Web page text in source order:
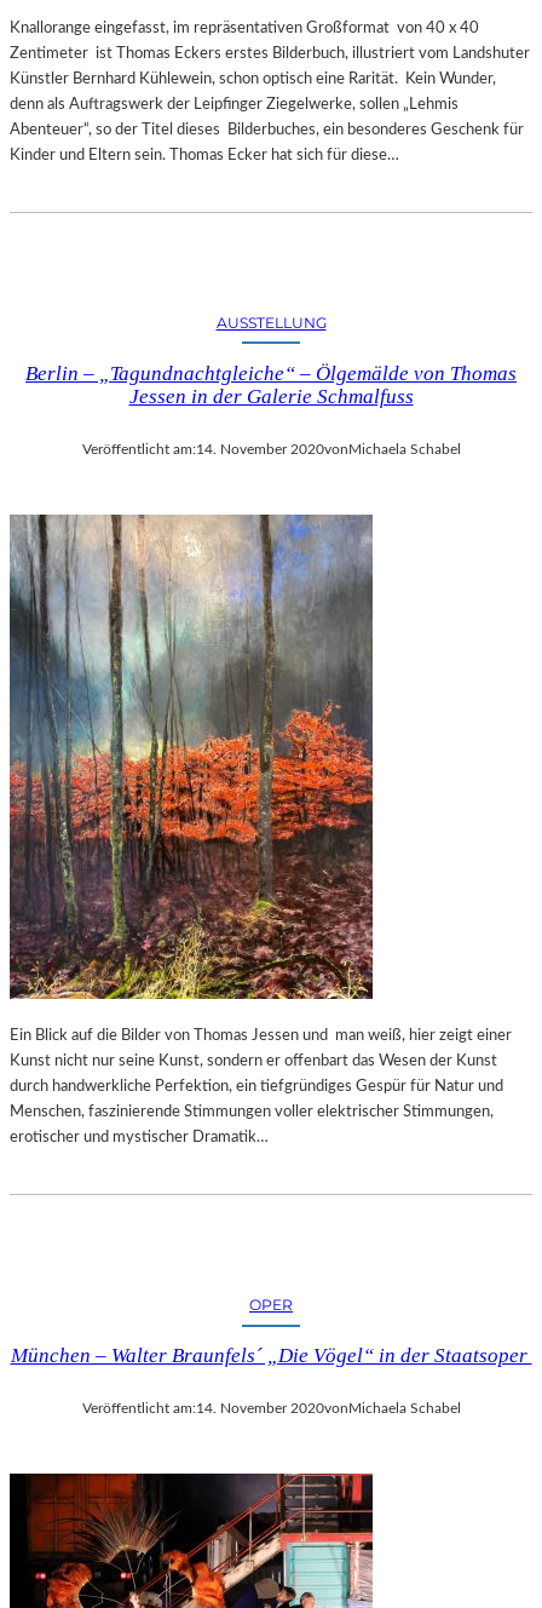
Knallorange eingefasst, im repräsentativen Großformat von 40 x 40
Zentimeter ist Thomas Eckers erstes Bilderbuch, illustriert vom Landshuter
Künstler Bernhard Kühlewein, schon optisch eine Rarität. Kein Wunder,
denn als Auftragswerk der Leipfinger Ziegelwerke, sollen „Lehmis
Abenteuer“, so der Titel dieses Bilderbuches, ein besonderes Geschenk für
Kinder und Eltern sein. Thomas Ecker hat sich für diese…
AUSSTELLUNG
Berlin – „Tagundnachtgleiche“ – Ölgemälde von Thomas
Jessen in der Galerie Schmalfuss
Veröffentlicht am:14. November 2020vonMichaela Schabel
Ein Blick auf die Bilder von Thomas Jessen und man weiß, hier zeigt einer
Kunst nicht nur seine Kunst, sondern er offenbart das Wesen der Kunst
durch handwerkliche Perfektion, ein tiefgründiges Gespür für Natur und
Menschen, faszinierende Stimmungen voller elektrischer Stimmungen,
erotischer und mystischer Dramatik…
OPER
München – Walter Braunfels´ „Die Vögel“ in der Staatsoper
Veröffentlicht am:14. November 2020vonMichaela Schabel